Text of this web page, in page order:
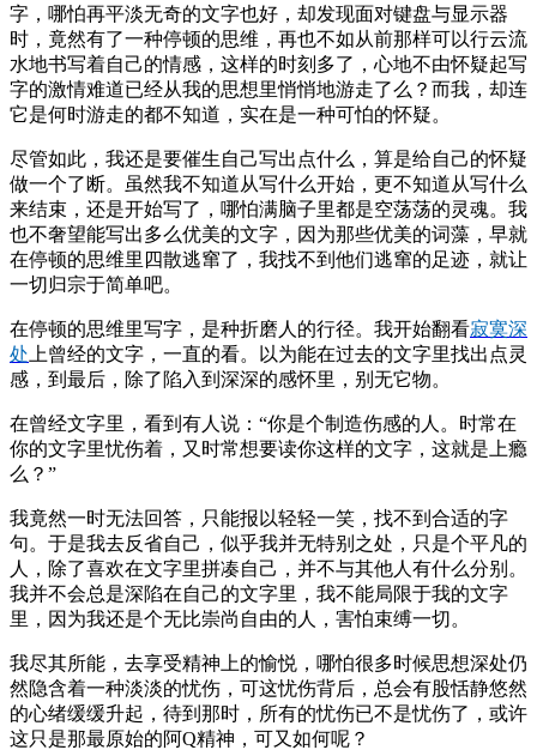
字，哪怕再平淡无奇的文字也好，却发现面对键盘与显示器
时，竟然有了一种停顿的思维，再也不如从前那样可以行云流
水地书写着自己的情感，这样的时刻多了，心地不由怀疑起写
字的激情难道已经从我的思想里悄悄地游走了么？而我，却连
它是何时游走的都不知道，实在是一种可怕的怀疑。
尽管如此，我还是要催生自己写出点什么，算是给自己的怀疑
做一个了断。虽然我不知道从写什么开始，更不知道从写什么
来结束，还是开始写了，哪怕满脑子里都是空荡荡的灵魂。我
也不奢望能写出多么优美的文字，因为那些优美的词藻，早就
在停顿的思维里四散逃窜了，我找不到他们逃窜的足迹，就让
一切归宗于简单吧。
在停顿的思维里写字，是种折磨人的行径。我开始翻看寂寞深
处 上曾经的文字，一直的看。以为能在过去的文字里找出点灵
感，到最后，除了陷入到深深的感怀里，别无它物。
在曾经文字里，看到有人说：“你是个制造伤感的人。时常在
你的文字里忧伤着，又时常想要读你这样的文字，这就是上瘾
么？”
我竟然一时无法回答，只能报以轻轻一笑，找不到合适的字
句。于是我去反省自己，似乎我并无特别之处，只是个平凡的
人，除了喜欢在文字里拼凑自己，并不与其他人有什么分别。
我并不会总是深陷在自己的文字里，我不能局限于我的文字
里，因为我还是个无比崇尚自由的人，害怕束缚一切。
我尽其所能，去享受精神上的愉悦，哪怕很多时候思想深处仍
然隐含着一种淡淡的忧伤，可这忧伤背后，总会有股恬静悠然
的心绪缓缓升起，待到那时，所有的忧伤已不是忧伤了，或许
这只是那最原始的阿Q精神，可又如何呢？